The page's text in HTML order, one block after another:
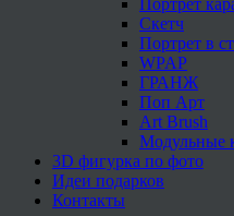
Скетч
Портрет в
WPAP
ГРАНЖ
Поп Арт
Art Brush
Модульные
3D фигурка по фото
Идеи подарков
Контакты